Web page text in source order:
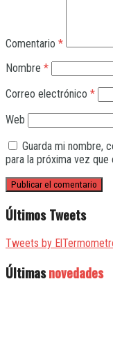
Comentario *
Nombre *
Correo electrónico *
Web
Guarda mi nombre,
para la próxima vez que
Últimos Tweets
Tweets by
Últimasnovedades